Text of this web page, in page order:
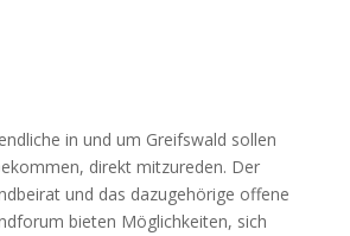
in und um Greifswald sollen
direkt mitzureden. Der
und das dazugehörige offene
bieten Möglichkeiten, sich